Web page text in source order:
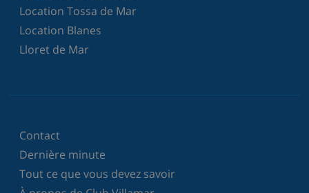
Location Tossa de Mar
Location Blanes
Lloret de Mar
Contact
Dernière minute
Tout ce que vous devez savoir